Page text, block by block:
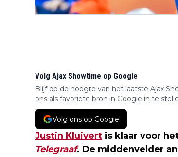
Volg Ajax Showtime op Google
Blijf op de hoogte van het laatste Ajax
ons als favoriete bron in Google in te
Volg ons op Google
Justin Kluivert is klaar voor
Telegraaf. De middenvelder